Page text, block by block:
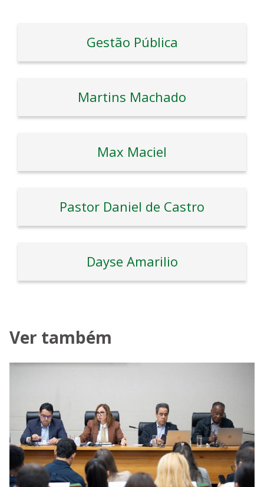
Gestão Pública
Martins Machado
Max Maciel
Pastor Daniel de Castro
Dayse Amarilio
Ver também